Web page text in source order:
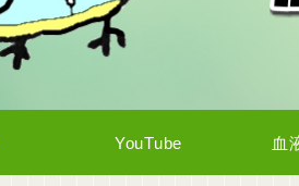
YouTube 血